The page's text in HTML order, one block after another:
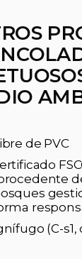
de PVC
(C-s1,